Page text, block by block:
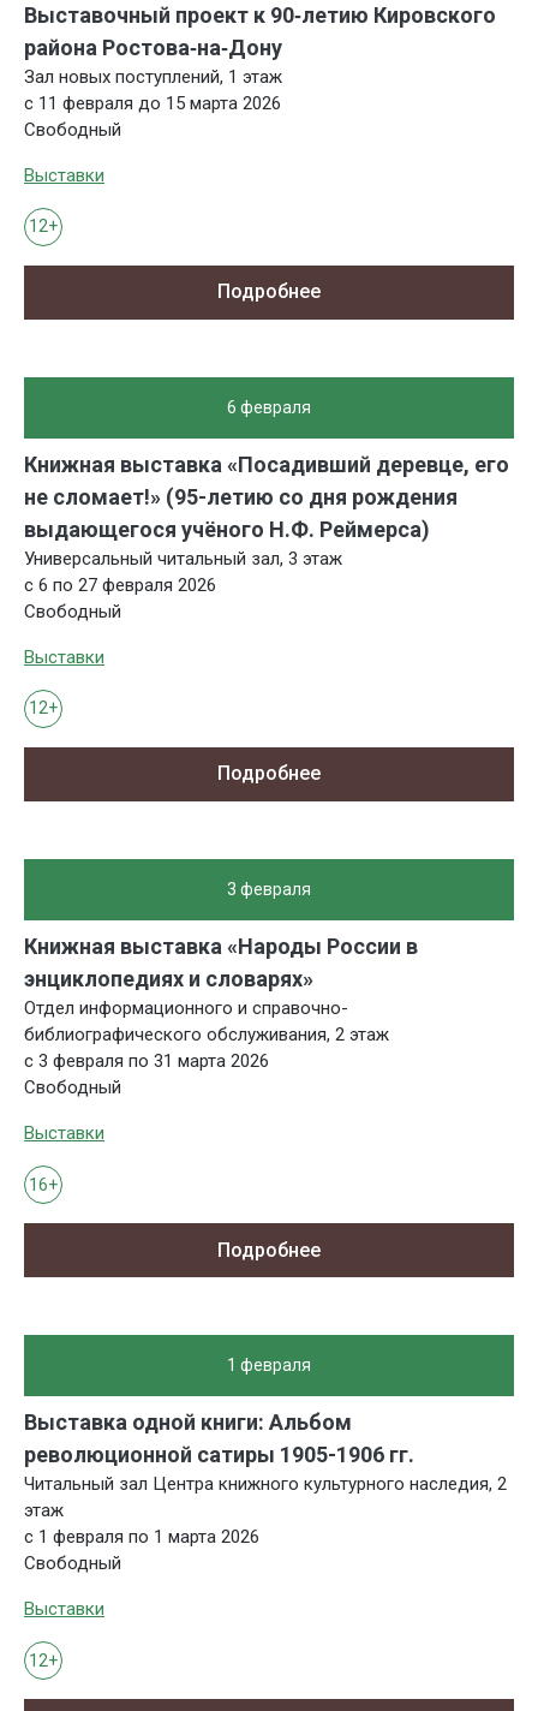
Выставочный проект к 90‑летию Кировского
района Ростова‑на‑Дону
Зал новых поступлений, 1 этаж
с 11 февраля до 15 марта 2026
Свободный
Выставки
12+
Подробнее
6 февраля
Книжная выставка «Посадивший деревце, его
не сломает!» (95-летию со дня рождения
выдающегося учёного Н.Ф. Реймерса)
Универсальный читальный зал, 3 этаж
с 6 по 27 февраля 2026
Свободный
Выставки
12+
Подробнее
3 февраля
Книжная выставка «Народы России в
энциклопедиях и словарях»
Отдел информационного и справочно-
библиографического обслуживания, 2 этаж
с 3 февраля по 31 марта 2026
Свободный
Выставки
16+
Подробнее
1 февраля
Выставка одной книги: Альбом
революционной сатиры 1905-1906 гг.
Читальный зал Центра книжного культурного наследия, 2
этаж
с 1 февраля по 1 марта 2026
Свободный
Выставки
12+